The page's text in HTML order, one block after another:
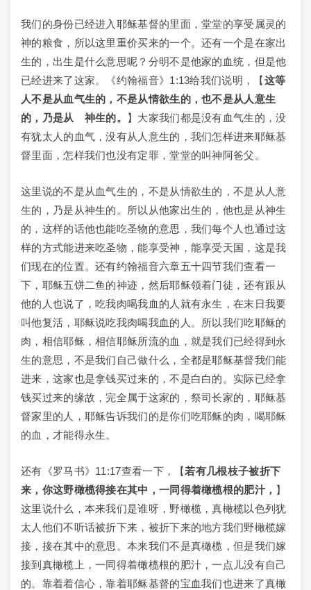
我们的身份已经进入耶稣基督的里面，堂堂的享受属灵的
神的粮食，所以这里重价买来的一个。还有一个是在家出
生的，出生是什么意思呢？分明不是他家的血统，但是他
已经进来了这家。《约翰福音》1:13给我们说明，【这等
人不是从血气生的，不是从情欲生的，也不是从人意生
的，乃是从 神生的。
】大家我们都是没有血气生的，没
有犹太人的血气，没有从人意生的，我们怎样进来耶稣基
督里面，怎样我们也没有定罪，堂堂的叫神阿爸父。
这里说的不是从血气生的，不是从情欲生的，不是从人意
生的，乃是从神生的。所以从他家出生的，他也是从神生
的，这样的话他也能吃圣物的意思，我们每个人也通过这
样的方式能进来吃圣物，能享受神，能享受天国，这是我
们现在的位置。还有约翰福音六章五十四节我们查看一
下，耶稣五饼二鱼的神迹，然后耶稣领着门徒，还有跟从
他的人也说了，吃我肉喝我血的人就有永生，在末日我要
叫他复活，耶稣说吃我肉喝我血的人。所以我们吃耶稣的
肉，相信耶稣，相信耶稣所流的血，就是我们已经得到永
生的意思，不是我们自己做什么，全都是耶稣基督我们能
进来，这家也是拿钱买过来的，不是白白的。实际已经拿
钱买过来的缘故，完全属于这家的，祭司长家的，耶稣基
督家里的人，耶稣告诉我们的是你们吃耶稣的肉，喝耶稣
的血，才能得永生。
还有《罗马书》11:17查看一下，【若有几根枝子被折下
来，你这野橄榄得接在其中，一同得着橄榄根的肥汁， 】
这里说什么，本来我们是谁呀，野橄榄，真橄榄以色列犹
太人他们不听话被折下来，被折下来的地方我们野橄榄嫁
接，接在其中的意思。本来我们不是真橄榄，但是我们嫁
接到真橄榄上，一同得着橄榄根的肥汁，一点儿没有自己
的。靠着着信心，靠着耶稣基督的宝血我们也进来了真橄